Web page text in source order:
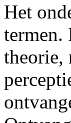
Het
termen.
theorie,